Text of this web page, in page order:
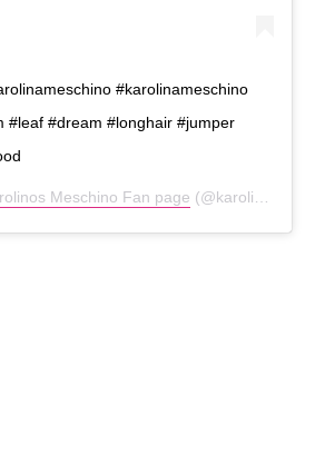
#karolinameschino
#leaf #dream #longhair #jumper
Meschino Fan page (@karolinameschinofp) on